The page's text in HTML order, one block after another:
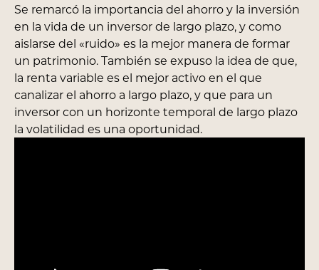
Se remarcó la importancia del ahorro y la inversión
en la vida de un inversor de largo plazo, y como
aislarse del «ruido» es la mejor manera de formar
un patrimonio. También se expuso la idea de que,
la renta variable es el mejor activo en el que
canalizar el ahorro a largo plazo, y que para un
inversor con un horizonte temporal de largo plazo
la volatilidad es una oportunidad.